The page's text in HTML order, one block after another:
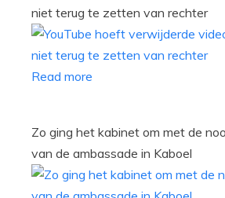
niet terug te zetten van rechter
Read more
Zo ging het kabinet om met de
van de ambassade in Kaboel